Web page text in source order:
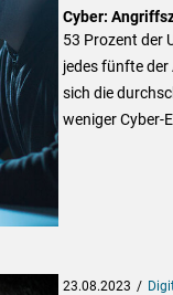
Cyber:
53 Prozent der
jedes fünfte
sich die
weniger Cyber-
23.08.2023